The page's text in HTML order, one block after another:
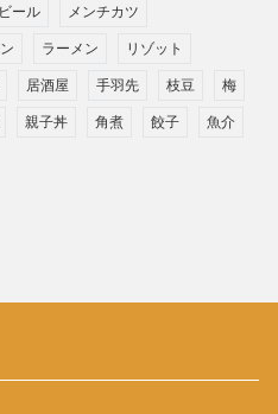
ビール メンチカツ
ラーメン リゾット
居酒屋 手羽先 枝豆 梅
親子丼 角煮 餃子 魚介